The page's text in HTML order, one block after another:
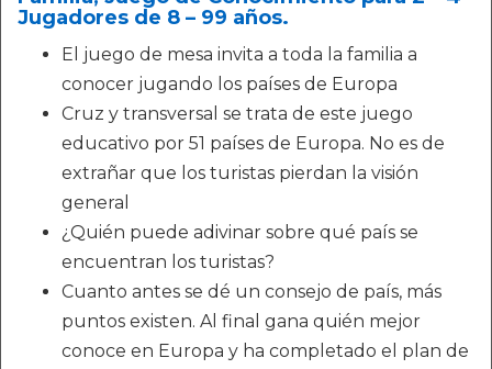
Jugadores de 8 – 99 años.
El juego de mesa invita a toda la familia a
conocer jugando los países de Europa
Cruz y transversal se trata de este juego
educativo por 51 países de Europa. No es de
extrañar que los turistas pierdan la visión
general
¿Quién puede adivinar sobre qué país se
encuentran los turistas?
Cuanto antes se dé un consejo de país, más
puntos existen. Al final gana quién mejor
conoce en Europa y ha completado el plan de